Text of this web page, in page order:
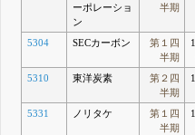
ーポレーショ
ン
半期
5304 SECカーボン
第１四
半期
5310 東洋炭素
第２四
半期
5331 ノリタケ
第１四
半期